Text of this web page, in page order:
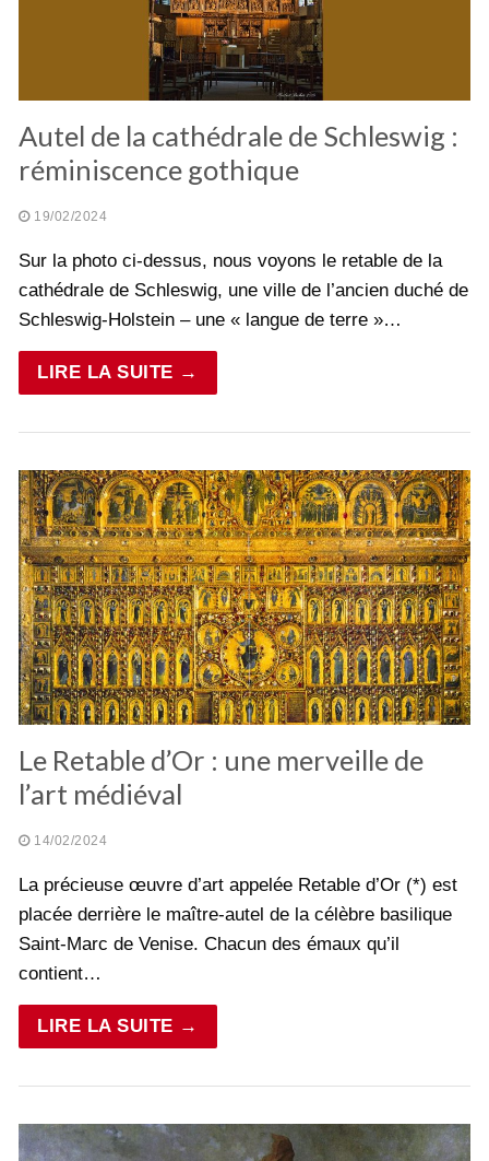
Autel de la cathédrale de Schleswig :
réminiscence gothique
19/02/2024
Sur la photo ci-dessus, nous voyons le retable de la
cathédrale de Schleswig, une ville de l’ancien duché de
Schleswig-Holstein – une « langue de terre »…
LIRE LA SUITE →
Le Retable d’Or : une merveille de
l’art médiéval
14/02/2024
La précieuse œuvre d’art appelée Retable d’Or (*) est
placée derrière le maître-autel de la célèbre basilique
Saint-Marc de Venise. Chacun des émaux qu’il
contient…
LIRE LA SUITE →